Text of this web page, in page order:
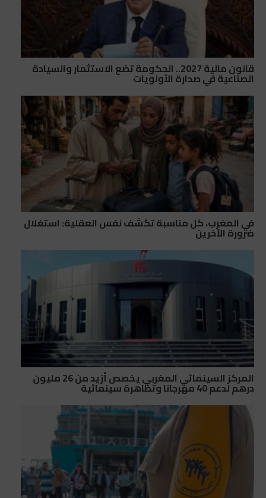
قانون مالية 2027.. الحكومة تضع الاستثمار والسيادة
الصناعية في صدارة الأولويات
في المغرب، كل مناسبة تكشف نفس العقلية: استغلال
ضرورة الآخرين
المركز السينمائي المغربي يخصص أزيد من 26 مليون
درهم لدعم 40 مهرجانا وتظاهرة سينمائية